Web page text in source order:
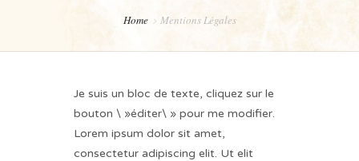
CONTACT
Home Mentions Légales
Je suis un bloc de texte, cliquez sur le
bouton \ »éditer\ » pour me modifier.
Lorem ipsum dolor sit amet,
consectetur adipiscing elit. Ut elit